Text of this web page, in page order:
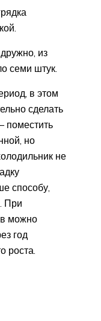
из
семи штук.
в этом
сделать
поместить
но
не
способу,
При
можно
год
роста.